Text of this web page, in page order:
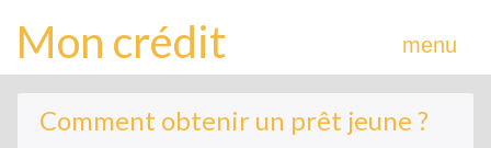
Mon crédit menu
Comment obtenir un prêt jeune ?